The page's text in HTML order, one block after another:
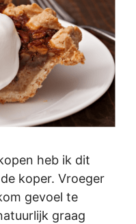
heb ik dit
koper. Vroeger
gevoel te
graag